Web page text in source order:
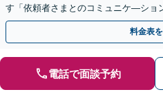
す「依頼者さまとのコミュニケ―ショ
談交渉はすべて窓口になり対応」【休
料金表
電話で面談予約